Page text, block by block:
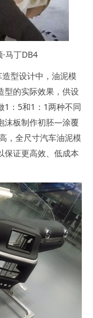
马丁DB4
造型设计中，油泥模
型的实际效果，供设
1：5和1：1两种不同
沫板制作初胚—涂覆
，全尺寸汽车油泥模
保证更高效、低成本